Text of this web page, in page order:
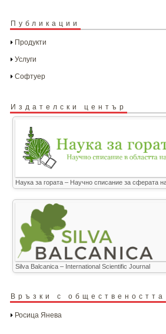
Публикации
Продукти
Услуги
Софтуер
Издателски център
Наука за гората – Научно списание за сферата
Silva Balcanica – International Scientific Journal
Връзки с обществеността
Росица Янева